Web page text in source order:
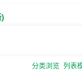
)
分类浏览 列表